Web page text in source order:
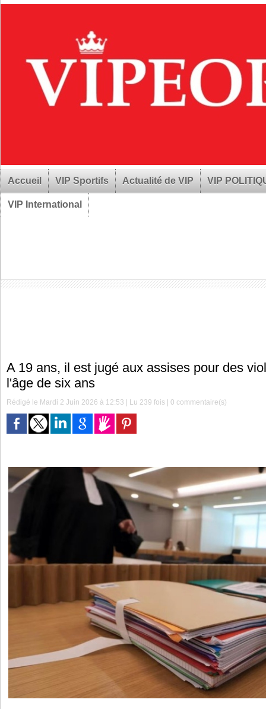
Accueil VIP Sportifs Actualité de VIP VIP
VIP International
A 19 ans, il est jugé aux assises pour des
l'âge de six ans
Rédigé le Mardi 2 Juin 2026 à 12:53 | Lu 239 fois |0 commentaire(s)